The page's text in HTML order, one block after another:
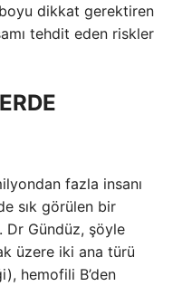
dikkat gerektiren
tehdit eden riskler
fazla insanı
sık görülen bir
Dr Gündüz, şöyle
üzere iki ana türü
hemofili B’den